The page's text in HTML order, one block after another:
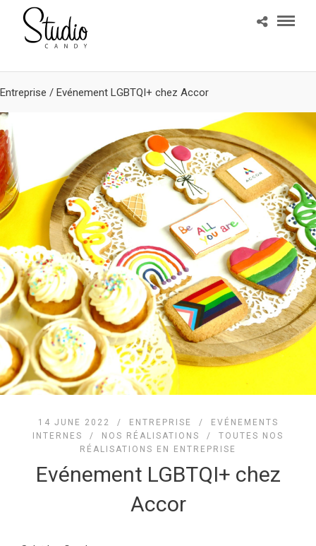
Entreprise / Evénement LGBTQI+ chez Accor
14 JUNE 2022 / ENTREPRISE /
EVÉNEMENTS
INTERNES
/ NOS RÉALISATIONS / TOUTES NOS
RÉALISATIONS EN ENTREPRISE
Evénement LGBTQI+ chez
Accor